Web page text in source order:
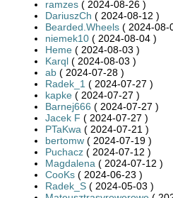
ramzes ( 2024-08-26 )
DariuszCh ( 2024-08-12 )
Bearded.Wheels ( 2024-08-
niemek10 ( 2024-08-04 )
Heme ( 2024-08-03 )
Karql ( 2024-08-03 )
ab ( 2024-07-28 )
Radek_1 ( 2024-07-27 )
kapke ( 2024-07-27 )
Barnej666 ( 2024-07-27 )
Jacek F ( 2024-07-27 )
PTaKwa ( 2024-07-21 )
bertomw ( 2024-07-19 )
Puchacz ( 2024-07-12 )
Magdalena ( 2024-07-12 )
CooKs ( 2024-06-23 )
Radek_S ( 2024-05-03 )